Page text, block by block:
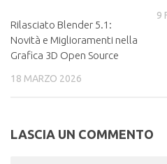
Rilasciato Blender 5.1:
Novità e Miglioramenti nella
Grafica 3D Open Source
18 MARZO 2026
9
LASCIA UN COMMENTO